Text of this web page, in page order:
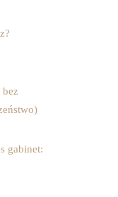
gabinet: